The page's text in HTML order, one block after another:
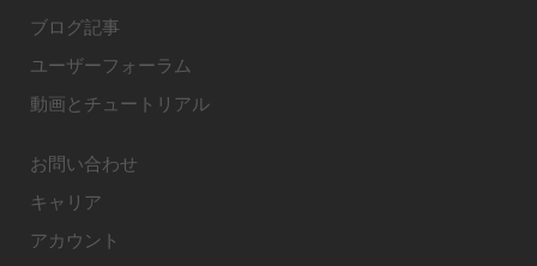
ブログ記事
ユーザーフォーラム
動画とチュートリアル
お問い合わせ
キャリア
アカウント